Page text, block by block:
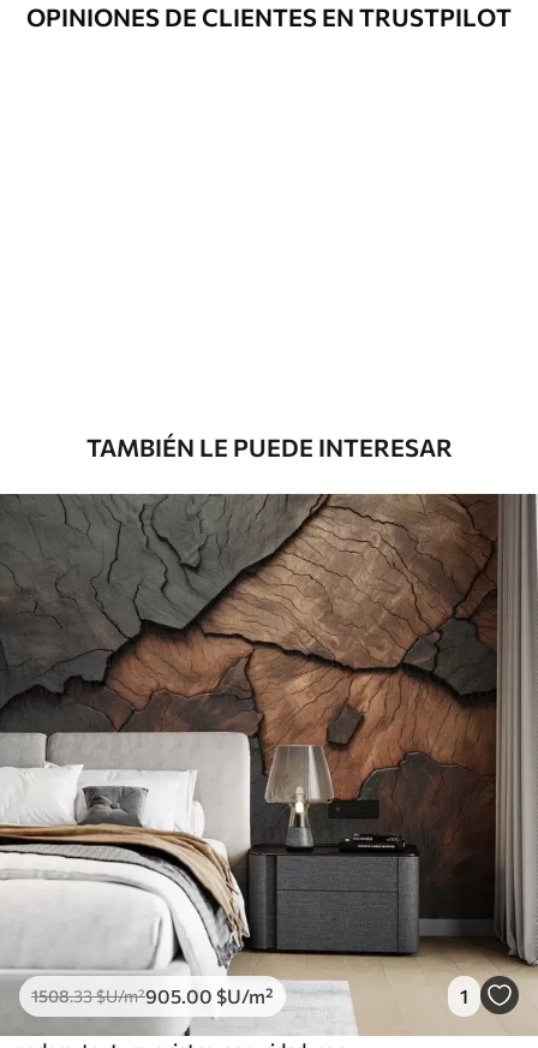
Método de
Hasta 360 cm de altura: aplicación sin
Vinilo Premium
1990.001194.00$U/m²
OPINIONES DE CLIENTES EN TRUSTPILOT
TAMBIÉN LE PUEDE INTERESAR
1508.33$U/m²905 .00 $U/m² 1